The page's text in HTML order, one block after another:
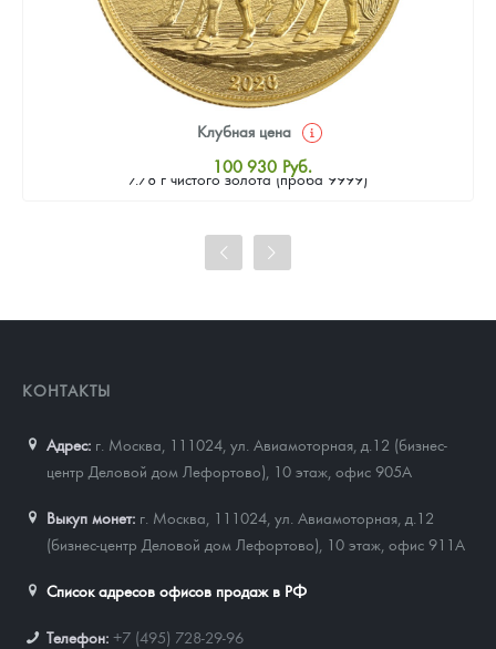
7.78 г чистого золота (проба 9999)
Клубная цена
100 930 Руб.
Стандартная цена
Цена выкупа
КОНТАКТЫ
Адрес: г. Москва, 111024 ул. Авиамоторная, д.12 (бизнес-
центр Деловой дом Лефортово), 10 этаж, офис 905А
Выкуп монет: г. Москва, 111024, ул. Авиамоторная, д.12
(бизнес-центр Деловой дом Лефортово), 10 этаж, офис 911А
Список адресов офисов продаж в РФ
Телефон: +7 (495) 728-29-96